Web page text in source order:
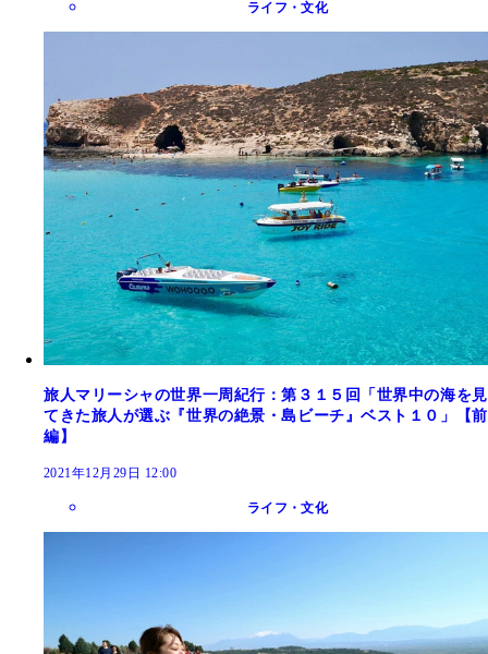
ライフ・文化
旅人マリーシャの世界一周紀行：第３１５回「世界中の海を見
てきた旅人が選ぶ『世界の絶景・島ビーチ』ベスト１０」【前
編】
2021年12月29日 12:00
ライフ・文化